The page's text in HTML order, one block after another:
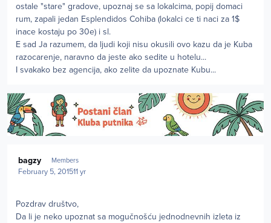
ostale "stare" gradove, upoznaj se sa lokalcima, popij domaci
rum, zapali jedan Esplendidos Cohiba (lokalci ce ti naci za 1$
inace kostaju po 30e) i sl.
E sad Ja razumem, da ljudi koji nisu okusili ovo kazu da je Kuba
razocarenje, naravno da jeste ako sedite u hotelu...
I svakako bez agencija, ako zelite da upoznate Kubu...
bagzy Members
February 5, 201511 yr
Pozdrav društvo,
Da li je neko upoznat sa mogučnošću jednodnevnih izleta iz